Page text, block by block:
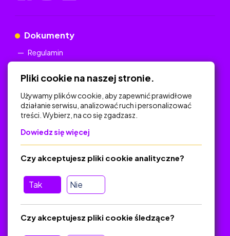
Dokumenty
Regulamin
Na skróty
Polityka Prywatności
Regulamin
O platformie
Baza materiałów dydaktycznych
Jak zostać autorem
FAQ
Pliki cookie na naszej stronie.
Używamy plików cookie, aby zapewnić prawidłowe
działanie serwisu, analizować ruch i personalizować
treści. Wybierz, na co się zgadzasz.
Dowiedz się więcej
Tak Nie
Czy akceptujesz pliki cookie analityczne?
Czy akceptujesz pliki cookie śledzące?